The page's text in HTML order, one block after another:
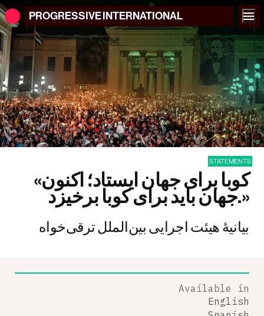
PROGRESSIVEINTERNATIONAL
STATEMENTS
«کوبا برای جهان ایستاد؛ اکنون
جهان باید برای کوبا برخیزد.»
بیانیهٔ هیئت اجرایی بین‌الملل ترقی‌خواه
Available in
English